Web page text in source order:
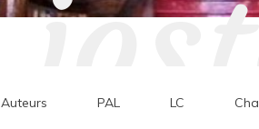
Auteurs PAL LC